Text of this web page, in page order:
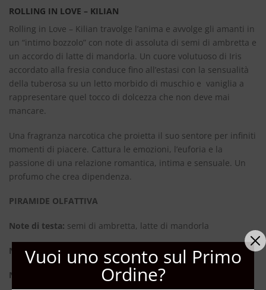
ROLLING IN LOVE – KILIAN
Rolling in Love – Kilian travolge l’anima e avvolge gli amanti in
un “intimo bozzolo” con note di assoluta di semi di ambretta e
un accordo di latte di mandorla. Un cuore volutuoso di Iris
accordato alla fresia conduce fino all’estasi con la sensualità
della tuberosa su un letto morbido di muschio e vaniglia a
rappresentare quel tocco di dolcezza che non deve mai
mancare.
Una fragranza narcotica che proietta il suo sentore per infiniti
momenti di piacere. Cattura le emozioni, l’euforia e la
passione di una relazione romantica, intima e sensuale. Un
profumo che crea dipendenza.
PIRAMIDE OLFATTIVA
Note di testa: semi di ambretta, latte di mandorla
Note di cuore:
Note di fondo: vaniglia, muschio, tuberosa, fava tonka
Vuoi uno sconto sul Primo
Ordine?